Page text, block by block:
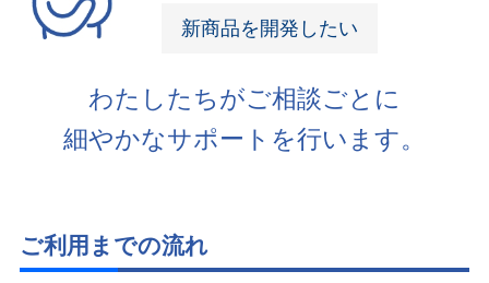
新商品を開発したい
わたしたちがご相談ごとに
細やかなサポートを行います。
ご利用までの流れ